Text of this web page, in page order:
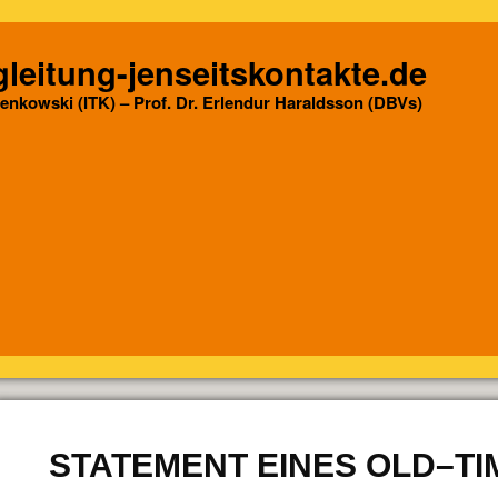
jenseitskontakte.de
(ITK) – Prof. Dr. Erlendur Haraldsson (DBVs)
STATEMENT EINES